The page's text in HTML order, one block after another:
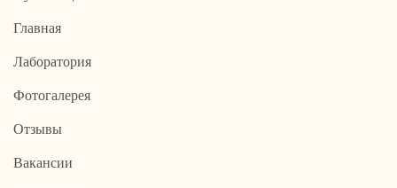
Главная
Лаборатория
Фотогалерея
Отзывы
Вакансии